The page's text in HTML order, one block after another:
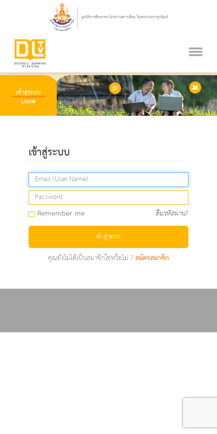
เข้าสู่ระบบ
Remember me ลืมรหัสผ่าน?
เข้าสู่ระบบ
คุณยังไม่ได้เป็นสมาชิกใช่หรือไม่ ?สมัครสมาชิก